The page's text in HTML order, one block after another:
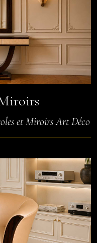
et Miroirs Art Déco